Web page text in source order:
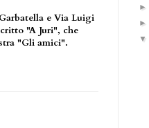
e Via Luigi
"A Juri", che
"Gli amici".
►
►
▼